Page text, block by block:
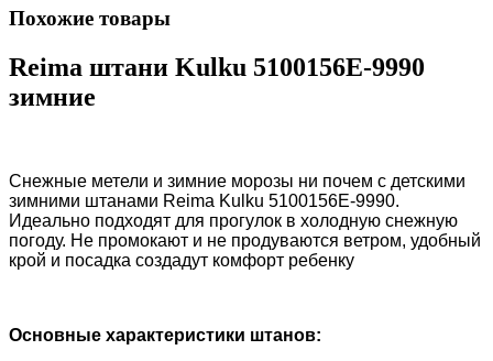
Похожие товары
Reima штани Kulku 5100156E-9990
зимние
Снежные метели и зимние морозы ни почем с детскими
зимними штанами Reima Kulku 5100156E-9990.
Идеально подходят для прогулок в холодную снежную
погоду. Не промокают и не продуваются ветром, удобный
крой и посадка создадут комфорт ребенку
Основные характеристики штанов: